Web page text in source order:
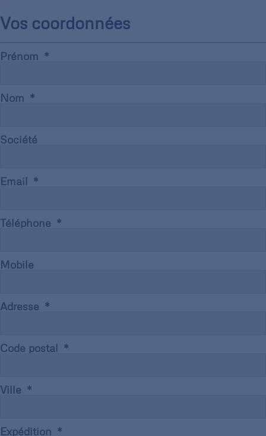
Vos coordonnées
Prénom
Nom
Société
Email
Téléphone
Mobile
Adresse
Code postal
Ville
Expédition